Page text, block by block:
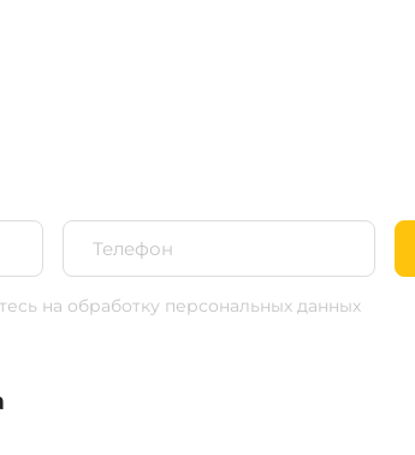
на обработку персональных данных